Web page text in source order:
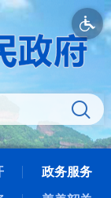
政务服务